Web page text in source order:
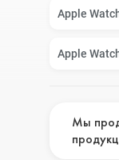
Apple
Apple
Мы